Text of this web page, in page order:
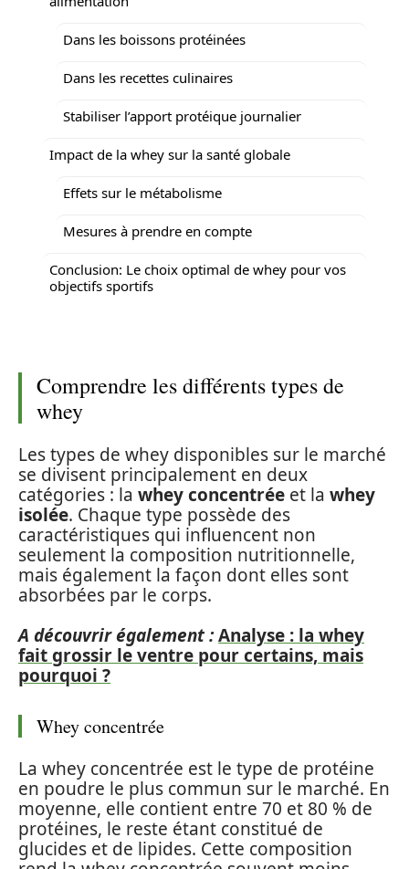
Dans les boissons protéinées
Dans les recettes culinaires
Stabiliser l’apport protéique journalier
Impact de la whey sur la santé globale
Effets sur le métabolisme
Mesures à prendre en compte
Conclusion: Le choix optimal de whey pour vos
objectifs sportifs
Comprendre les différents types de
whey
Les types de whey disponibles sur le marché
se divisent principalement en deux
catégories : la whey concentrée et la whey
isolée. Chaque type possède des
caractéristiques qui influencent non
seulement la composition nutritionnelle,
mais également la façon dont elles sont
absorbées par le corps.
A découvrir également :Analyse : la whey
fait grossir le ventre pour certains, mais
pourquoi ?
Whey concentrée
La whey concentrée est le type de protéine
en poudre le plus commun sur le marché. En
moyenne, elle contient entre 70 et 80 % de
protéines, le reste étant constitué de
glucides et de lipides. Cette composition